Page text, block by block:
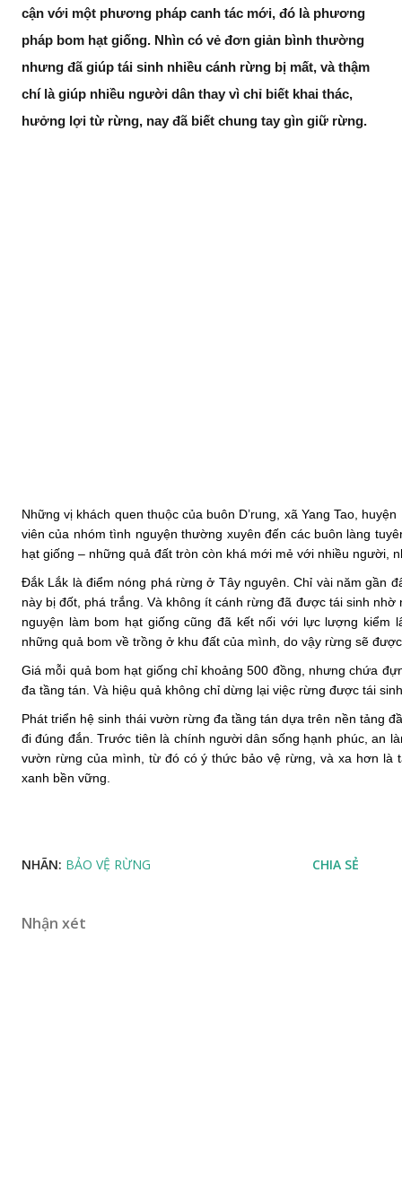
cận với một phương pháp canh tác mới, đó là phương
pháp bom hạt giống. Nhìn có vẻ đơn giản bình thường
nhưng đã giúp tái sinh nhiều cánh rừng bị mất, và thậm
chí là giúp nhiều người dân thay vì chỉ biết khai thác,
hưởng lợi từ rừng, nay đã biết chung tay gìn giữ rừng.
Những vị khách quen thuộc của buôn D’rung, xã Yang Tao,
viên của nhóm tình nguyện thường xuyên đến các buôn làng
hạt giống – những quả đất tròn còn khá mới mẻ với nhiều người,
Đắk Lắk là điểm nóng phá rừng ở Tây nguyên. Chỉ vài năm gần
này bị đốt, phá trắng. Và không ít cánh rừng đã được tái sinh
nguyện làm bom hạt giống cũng đã kết nối với lực lượng kiểm
những quả bom về trồng ở khu đất của mình, do vậy rừng sẽ
Giá mỗi quả bom hạt giống chỉ khoảng 500 đồng, nhưng chứa
đa tầng tán. Và hiệu quả không chỉ dừng lại việc rừng được tái
Phát triển hệ sinh thái vườn rừng đa tầng tán dựa trên nền tảng
đi đúng đắn. Trước tiên là chính người dân sống hạnh phúc, an
vườn rừng của mình, từ đó có ý thức bảo vệ rừng, và xa hơn là
xanh bền vững.
NHÃN: BẢO VỆ RỪNG CHIA SẺ
Nhận xét